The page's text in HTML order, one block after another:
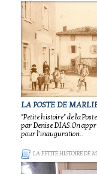
LA POSTE DE
"Petite histoire" de la
par Denise DIAS.On
pour l'inauguration..
LA PETITE HISTOIRE DE